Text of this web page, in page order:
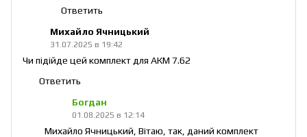
Ответить
Михайло Ячницький
31.07.2025 в 19:42
Чи підійде цей комплект для АКМ 7.62
Ответить
Богдан
01.08.2025 в 12:14
Михайло Ячницький, Вітаю, так, даний комплект